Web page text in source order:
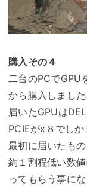
購入その４
二台のPCでGPU
から購入しました
届いたGPUは
PCIEがx８でしか
最初に届いたも
約１割程低い数
ってもらう事にな